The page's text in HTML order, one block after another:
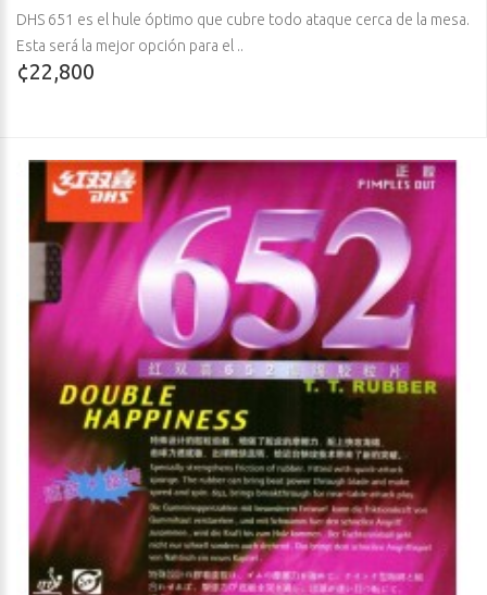
DHS 651 es el hule óptimo que cubre todo ataque cerca de la mesa.
Esta será la mejor opción para el ..
¢22,800